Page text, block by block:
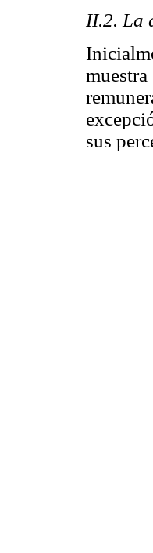
II.2. La
sus